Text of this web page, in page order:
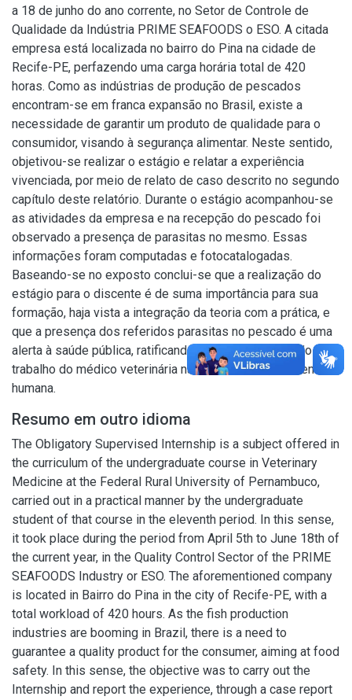
a 18 de junho do ano corrente, no Setor de Controle de
Qualidade da Indústria PRIME SEAFOODS o ESO. A citada
empresa está localizada no bairro do Pina na cidade de
Recife-PE, perfazendo uma carga horária total de 420
horas. Como as indústrias de produção de pescados
encontram-se em franca expansão no Brasil, existe a
necessidade de garantir um produto de qualidade para o
consumidor, visando à segurança alimentar. Neste sentido,
objetivou-se realizar o estágio e relatar a experiência
vivenciada, por meio de relato de caso descrito no segundo
capítulo deste relatório. Durante o estágio acompanhou-se
as atividades da empresa e na recepção do pescado foi
observado a presença de parasitas no mesmo. Essas
informações foram computadas e fotocatalogadas.
Baseando-se no exposto conclui-se que a realização do
estágio para o discente é de suma importância para sua
formação, haja vista a integração da teoria com a prática, e
que a presença dos referidos parasitas no pescado é uma
alerta à saúde pública, ratificando o papel essencial do
trabalho do médico veterinária na saúde animal, ambiental e
humana.
Resumo em outro idioma
The Obligatory Supervised Internship is a subject offered in
the curriculum of the undergraduate course in Veterinary
Medicine at the Federal Rural University of Pernambuco,
carried out in a practical manner by the undergraduate
student of that course in the eleventh period. In this sense,
it took place during the period from April 5th to June 18th of
the current year, in the Quality Control Sector of the PRIME
SEAFOODS Industry or ESO. The aforementioned company
is located in Bairro do Pina in the city of Recife-PE, with a
total workload of 420 hours. As the fish production
industries are booming in Brazil, there is a need to
guarantee a quality product for the consumer, aiming at food
safety. In this sense, the objective was to carry out the
Internship and report the experience, through a case report